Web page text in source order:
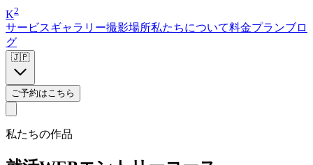
K2
サービスギャラリー撮影場所私たちについて料金プランブロ
グ
🇯🇵
ご予約はこちら
私たちの作品